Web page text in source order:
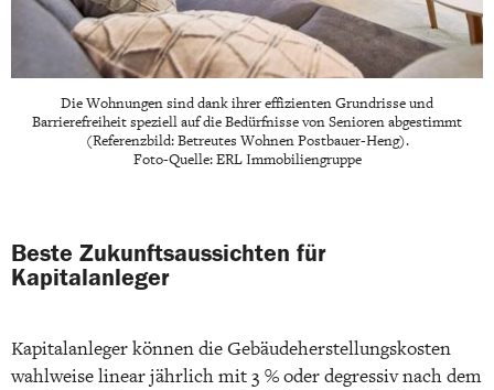
Die Wohnungen sind dank ihrer effizienten Grundrisse und
Barrierefreiheit speziell auf die Bedürfnisse von Senioren abgestimmt
(Referenzbild: Betreutes Wohnen Postbauer-Heng).
Foto-Quelle: ERL Immobiliengruppe
Beste Zukunftsaussichten für
Kapitalanleger
Kapitalanleger können die Gebäudeherstellungskosten
wahlweise linear jährlich mit 3 % oder degressiv nach dem